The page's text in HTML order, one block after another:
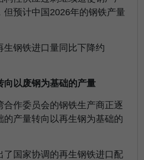
但预计中国2026年的钢铁产量
生钢铁进口量同比下降约
向以废钢为基础的产量
合作委员会的钢铁生产商正逐
的产量转向以再生钢为基础的
了国家协调的再生钢铁进口配